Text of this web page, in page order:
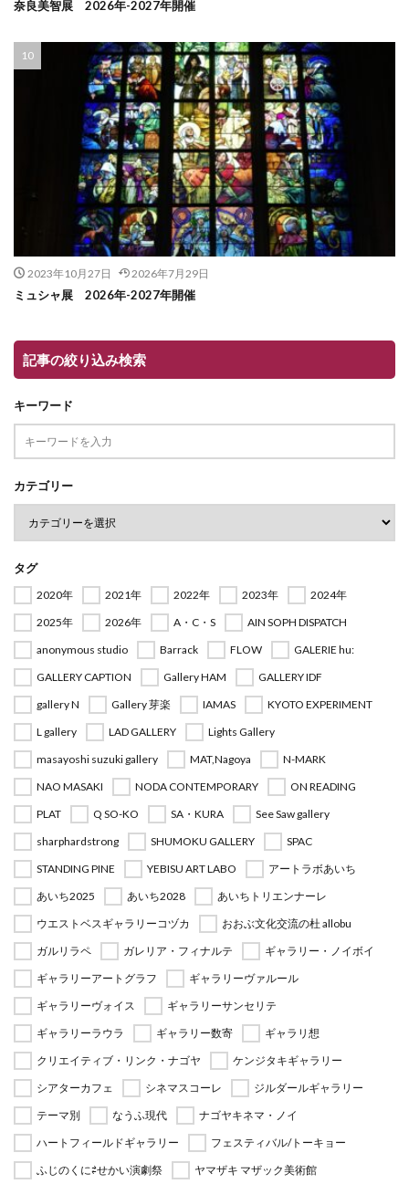
奈良美智展 2026年-2027年開催
2023年10月27日 2026年7月29日
ミュシャ展 2026年-2027年開催
記事の絞り込み検索
キーワード
カテゴリー
タグ
2020年 2021年 2022年 2023年
2024年
2025年
2026年 A・C・S
AIN SOPH DISPATCH
anonymous studio
Barrack FLOW
GALERIE hu:
GALLERY CAPTION
Gallery HAM
GALLERY IDF
gallery N
Gallery 芽楽 IAMAS
KYOTO EXPERIMENT
L gallery
LAD GALLERY
Lights Gallery
masayoshi suzuki gallery
MAT,Nagoya
N-MARK
NAO MASAKI
NODA CONTEMPORARY
ON READING
PLAT
Q SO-KO SA・KURA
See Saw gallery
sharphardstrong
SHUMOKU GALLERY
SPAC
STANDING PINE
YEBISU ART LABO
アートラボあいち
あいち2025
あいち2028
あいちトリエンナーレ
ウエストベスギャラリーコヅカ
おおぶ文化交流の杜 allobu
ガルリラペ
ガレリア・フィナルテ
ギャラリー・ノイボイ
ギャラリーアートグラフ
ギャラリーヴァルール
ギャラリーヴォイス
ギャラリーサンセリテ
ギャラリーラウラ
ギャラリー数寄
ギャラリ想
クリエイティブ・リンク・ナゴヤ
ケンジタキギャラリー
シアターカフェ
シネマスコーレ
ジルダールギャラリー
テーマ別
なうふ現代
ナゴヤキネマ・ノイ
ハートフィールドギャラリー
フェスティバル/トーキョー
ふじのくに⇄せかい演劇祭
ヤマザキ マザック美術館